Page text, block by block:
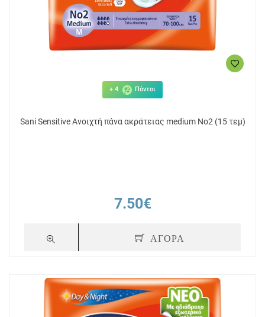
+ 4 Πόντοι
Sani Sensitive Ανοιχτή πάνα ακράτειας medium No2 (15 τεμ)
7.50€
ΑΓΟΡΑ